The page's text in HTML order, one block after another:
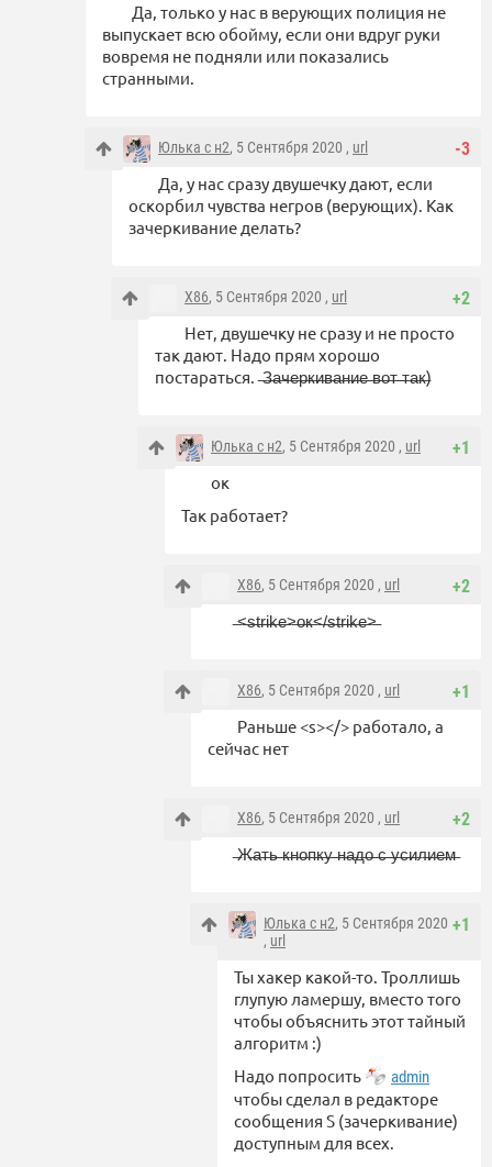
Да, только у нас в верующих полиция не
выпускает всю обойму, если они вдруг руки
вовремя не подняли или показались
странными.
-3
Юлька с н2, 5 Сентября 2020 , url
Да, у нас сразу двушечку дают, если
оскорбил чувства негров (верующих). Как
зачеркивание делать?
+2
X86, 5 Сентября 2020 , url
Нет, двушечку не сразу и не просто
так дают. Надо прям хорошо
постараться. ̶З̶а̶ч̶е̶р̶к̶и̶в̶а̶н̶и̶е̶ ̶в̶о̶т̶ ̶̶т̶а̶к̶)
+1
Юлька с н2, 5 Сентября 2020 , url
ок
Так работает?
+2
X86, 5 Сентября 2020 , url
̶<̶s̶t̶r̶i̶k̶e̶>̶о̶к̶<̶/̶s̶t̶r̶i̶k̶e̶>̶
+1
X86, 5 Сентября 2020 , url
Раньше <s></> работало, а
сейчас нет
+2
X86, 5 Сентября 2020 , url
̶Ж̶а̶т̶ь̶ ̶к̶н̶о̶п̶к̶у̶ ̶н̶а̶д̶о̶ ̶с̶ ̶у̶с̶и̶л̶и̶е̶м̶
+1
Юлька с н2, 5 Сентября 2020
, url
Ты хакер какой-то. Троллишь
глупую ламершу, вместо того
чтобы объяснить этот тайный
алгоритм :)
Надо попросить
admin
чтобы сделал в редакторе
сообщения S (зачеркивание)
доступным для всех.